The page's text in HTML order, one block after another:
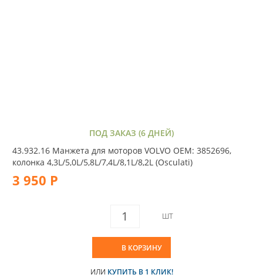
ПОД ЗАКАЗ (6 ДНЕЙ)
43.932.16 Манжета для моторов VOLVO OEM: 3852696,
колонка 4,3L/5,0L/5,8L/7,4L/8,1L/8,2L (Osculati)
3 950 Р
ШТ
В КОРЗИНУ
ИЛИ КУПИТЬ В 1 КЛИК!